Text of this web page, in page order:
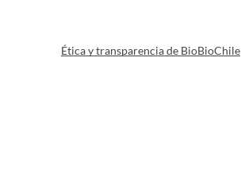
Ética y transparencia de BioBioChile